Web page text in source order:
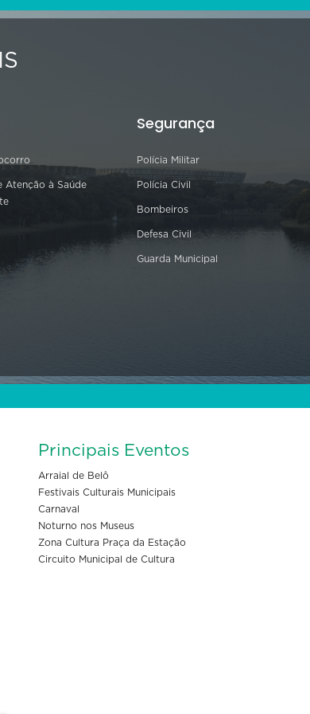
Atenção à Saúde
Segurança
Polícia Militar
Polícia Civil
Bombeiros
Defesa Civil
Guarda Municipal
Principais Eventos
Arraial de Belô
Festivais Culturais Municipais
Carnaval
Noturno nos Museus
Zona Cultura Praça da Estação
Circuito Municipal de Cultura